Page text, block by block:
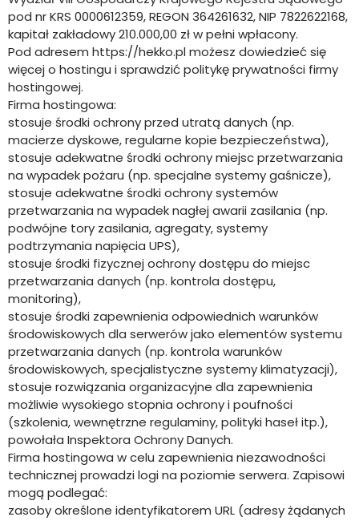
pod nr KRS 0000612359, REGON 364261632, NIP 7822622168,
kapitał zakładowy 210.000,00 zł w pełni wpłacony.
Pod adresem https://hekko.pl możesz dowiedzieć się
więcej o hostingu i sprawdzić politykę prywatności firmy
hostingowej.
Firma hostingowa:
stosuje środki ochrony przed utratą danych (np.
macierze dyskowe, regularne kopie bezpieczeństwa),
stosuje adekwatne środki ochrony miejsc przetwarzania
na wypadek pożaru (np. specjalne systemy gaśnicze),
stosuje adekwatne środki ochrony systemów
przetwarzania na wypadek nagłej awarii zasilania (np.
podwójne tory zasilania, agregaty, systemy
podtrzymania napięcia UPS),
stosuje środki fizycznej ochrony dostępu do miejsc
przetwarzania danych (np. kontrola dostępu,
monitoring),
stosuje środki zapewnienia odpowiednich warunków
środowiskowych dla serwerów jako elementów systemu
przetwarzania danych (np. kontrola warunków
środowiskowych, specjalistyczne systemy klimatyzacji),
stosuje rozwiązania organizacyjne dla zapewnienia
możliwie wysokiego stopnia ochrony i poufności
(szkolenia, wewnętrzne regulaminy, polityki haseł itp.),
powołała Inspektora Ochrony Danych.
Firma hostingowa w celu zapewnienia niezawodności
technicznej prowadzi logi na poziomie serwera. Zapisowi
mogą podlegać:
zasoby określone identyfikatorem URL (adresy żądanych